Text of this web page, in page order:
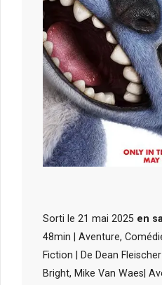
Sorti le 21 mai 2025 en
48min | Aventure,
Fiction | De Dean
Bright, Mike Van Waes|